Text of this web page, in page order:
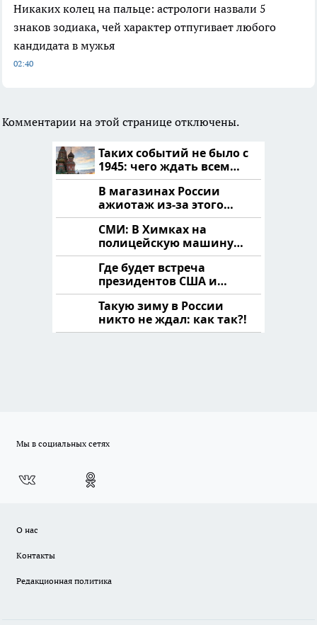
Никаких колец на пальце: астрологи назвали 5
знаков зодиака, чей характер отпугивает любого
кандидата в мужья
02:40
Комментарии на этой странице отключены.
Таких событий не было с
1945: чего ждать всем
нам?
В магазинах России
ажиотаж из-за этого
продукта: что купить?
СМИ: В Химках на
полицейскую машину
напали и подожгли.
Где будет встреча
президентов США и
России: Европа?
Такую зиму в России
никто не ждал: как так?!
Мы в социальных сетях
О нас
Контакты
Редакционная политика